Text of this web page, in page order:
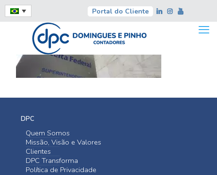
Portal do Cliente
DPC
Quem Somos
Missão, Visão e Valores
Clientes
DPC Transforma
Política de Privacidade